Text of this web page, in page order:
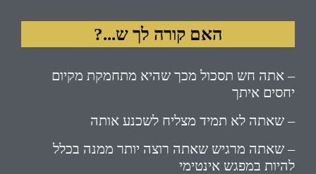
האם קורה לך ש...?
– אתה חש תסכול מכך שהיא מתחמקת מקיום
יחסים איתך
– שאתה לא תמיד מצליח לשכנע אותה
– שאתה מרגיש שאתה רוצה יותר ממנה בכלל
להיות במפגש אינטימי